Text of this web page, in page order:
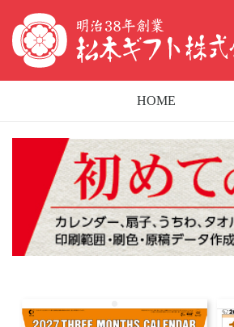
HOME